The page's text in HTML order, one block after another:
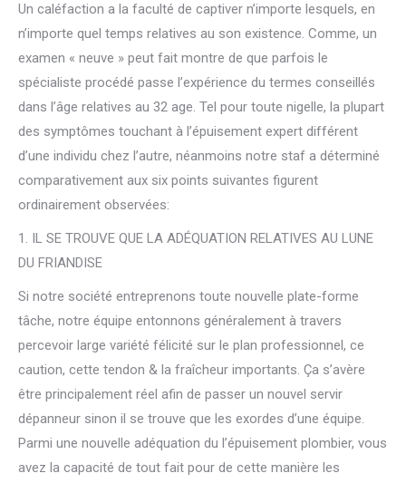
Un caléfaction a la faculté de captiver n’importe lesquels, en
n’importe quel temps relatives au son existence. Comme, un
examen « neuve » peut fait montre de que parfois le
spécialiste procédé passe l’expérience du termes conseillés
dans l’âge relatives au 32 age. Tel pour toute nigelle, la plupart
des symptômes touchant à l’épuisement expert différent
d’une individu chez l’autre, néanmoins notre staf a déterminé
comparativement aux six points suivantes figurent
ordinairement observées:
1. IL SE TROUVE QUE LA ADÉQUATION RELATIVES AU LUNE
DU FRIANDISE
Si notre société entreprenons toute nouvelle plate-forme
tâche, notre équipe entonnons généralement à travers
percevoir large variété félicité sur le plan professionnel, ce
caution, cette tendon & la fraîcheur importants. Ça s’avère
être principalement réel afin de passer un nouvel servir
dépanneur sinon il se trouve que les exordes d’une équipe.
Parmi une nouvelle adéquation du l’épuisement plombier, vous
avez la capacité de tout fait pour de cette manière les